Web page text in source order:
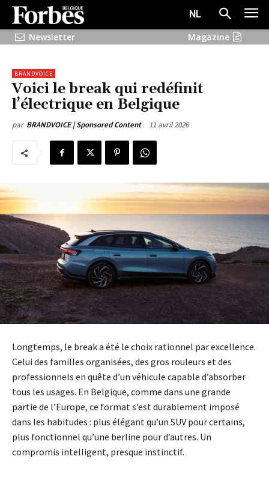
NL
Newsletter
Magazine
BRANDVOICE
Voici le break qui redéfinit
l’électrique en Belgique
par BRANDVOICE | Sponsored Content 11 avril 2026
Longtemps, le break a été le choix rationnel par excellence.
Celui des familles organisées, des gros rouleurs et des
professionnels en quête d’un véhicule capable d’absorber
tous les usages. En Belgique, comme dans une grande
partie de l’Europe, ce format s’est durablement imposé
dans les habitudes : plus élégant qu’un SUV pour certains,
plus fonctionnel qu’une berline pour d’autres. Un
compromis intelligent, presque instinctif.